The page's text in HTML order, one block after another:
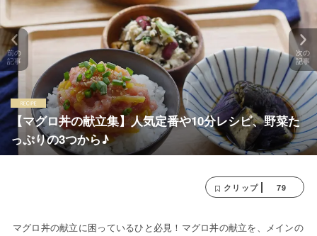
【マグロ丼の献立集】人気定番や10分レシピ、野菜た
っぷりの3つから♪
前の
記事
次の
記事
クリップ 79
マグロ丼の献立に困っているひと必見！マグロ丼の献立を、メインの